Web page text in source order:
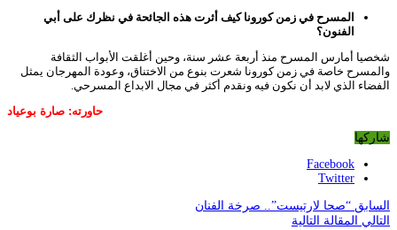
المسرح في زمن كورونا كيف أثرت هذه الجائحة في نظرك على أبي
الفنون؟
شخصيا أمارس المسرح منذ أربعة عشر سنة، وحين أغلقت الأبواب الثقافة
والمسرح خاصة في زمن كورونا شعرت بنوع من الاختناق، وعودة المهرجان يمثل
الفضاء الذي لابد أن نكون فيه ونقدم أكثر في مجال الابداع المسرحي.
حاورته: صارة بوعياد
شاركها
Facebook
Twitter
السابق “صحا لارتيست”.. صرخة الفنان
التالي المقالة التالية